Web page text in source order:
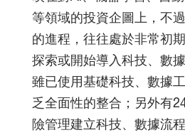
等領域的投資企圖上，不
的進程，往往處於非常初
探索或開始導入科技、數
雖已使用基礎科技、數據
乏全面性的整合；另外有
險管理建立科技、數據流